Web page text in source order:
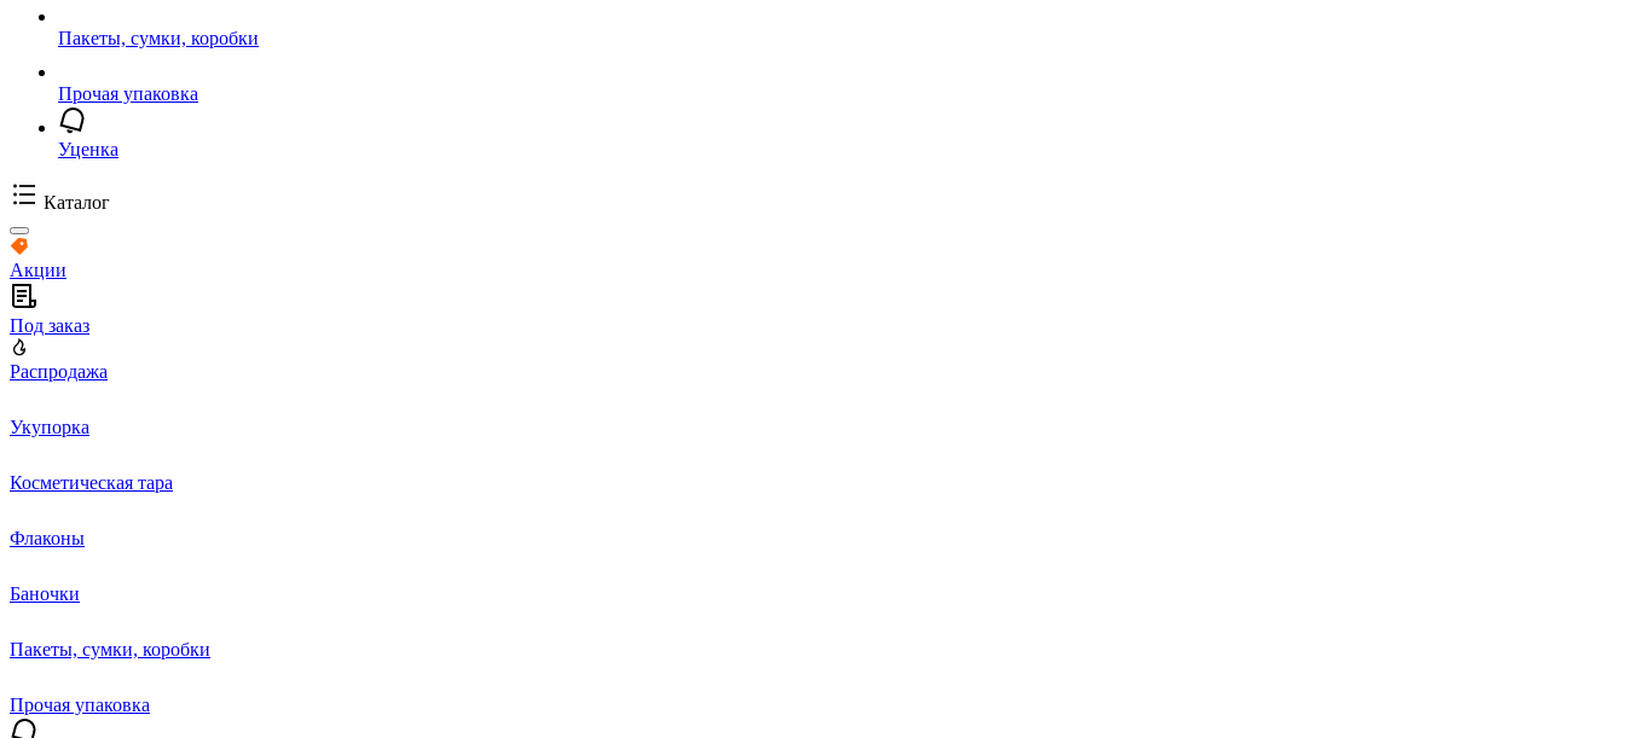
Пакеты, сумки, коробки
Прочая упаковка
Уценка
Каталог
Акции
Под заказ
Распродажа
Укупорка
Косметическая тара
Флаконы
Баночки
Пакеты, сумки, коробки
Прочая упаковка